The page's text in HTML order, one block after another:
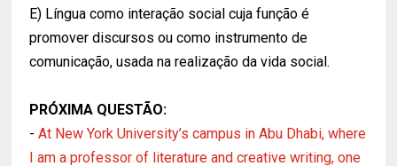
E) Língua como interação social cuja função é
promover discursos ou como instrumento de
comunicação, usada na realização da vida social.
PRÓXIMA QUESTÃO:
-At New York University’s campus in Abu Dhabi, where
I am a professor of literature and creative writing, one